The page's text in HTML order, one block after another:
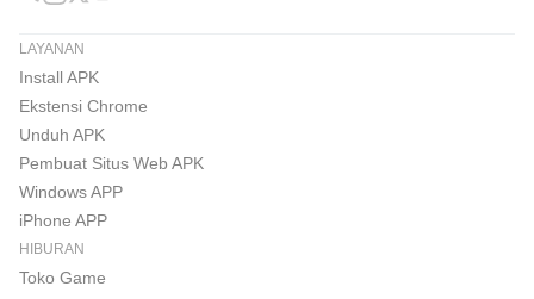
LAYANAN
Install APK
Ekstensi Chrome
Unduh APK
Pembuat Situs Web APK
Windows APP
iPhone APP
HIBURAN
Toko Game